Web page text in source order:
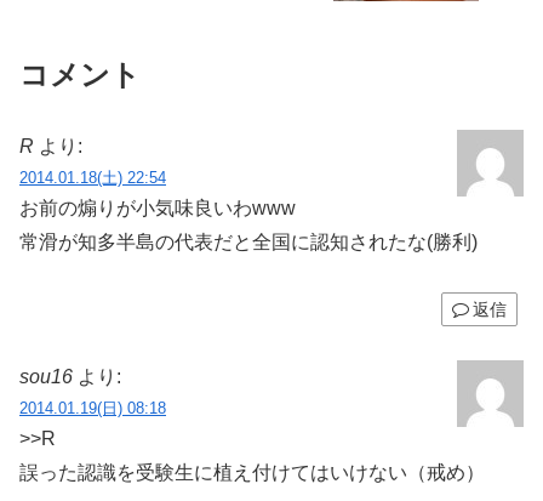
コメント
R より:
2014.01.18(土) 22:54
お前の煽りが小気味良いわwww
常滑が知多半島の代表だと全国に認知されたな(勝利)
返信
sou16 より:
2014.01.19(日) 08:18
>>R
誤った認識を受験生に植え付けてはいけない（戒め）